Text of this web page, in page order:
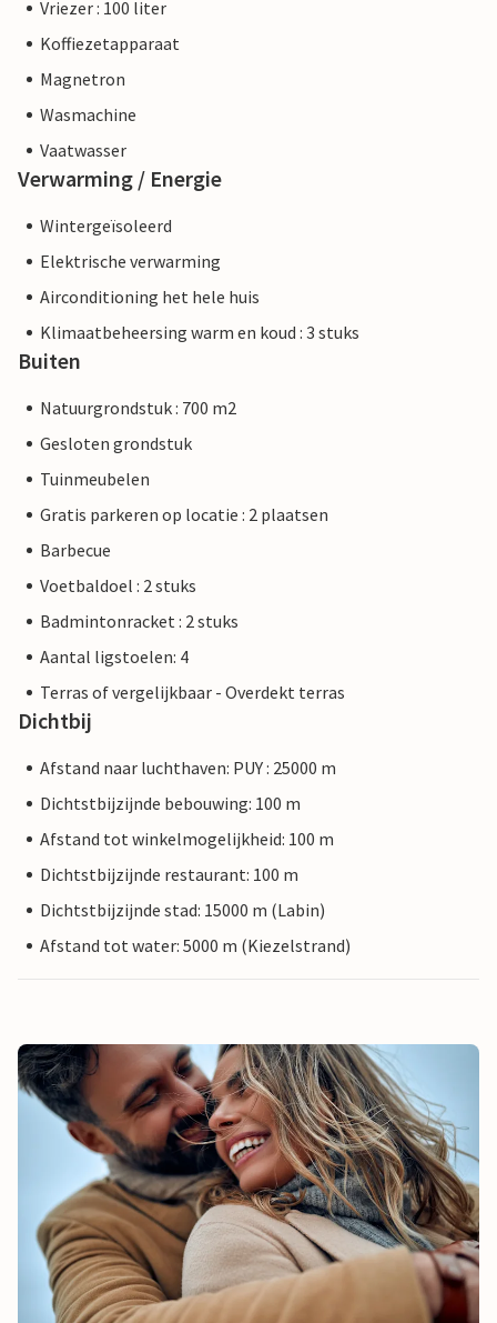
Vriezer : 100 liter
Koffiezetapparaat
Magnetron
Wasmachine
Vaatwasser
Verwarming / Energie
Wintergeïsoleerd
Elektrische verwarming
Airconditioning het hele huis
Klimaatbeheersing warm en koud : 3 stuks
Buiten
Natuurgrondstuk : 700 m2
Gesloten grondstuk
Tuinmeubelen
Gratis parkeren op locatie : 2 plaatsen
Barbecue
Voetbaldoel : 2 stuks
Badmintonracket : 2 stuks
Aantal ligstoelen: 4
Terras of vergelijkbaar - Overdekt terras
Dichtbij
Afstand naar luchthaven: PUY : 25000 m
Dichtstbijzijnde bebouwing: 100 m
Afstand tot winkelmogelijkheid: 100 m
Dichtstbijzijnde restaurant: 100 m
Dichtstbijzijnde stad: 15000 m (Labin)
Afstand tot water: 5000 m (Kiezelstrand)